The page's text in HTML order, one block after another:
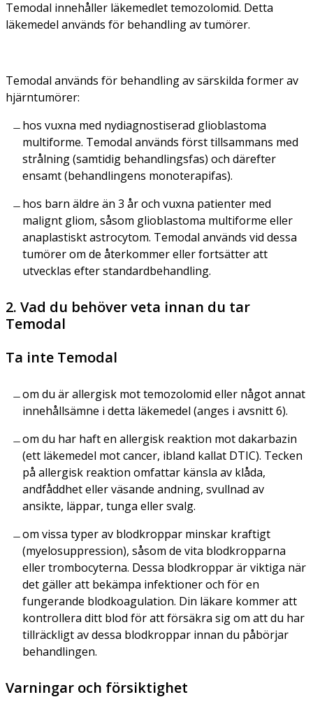
Temodal innehåller läkemedlet temozolomid. Detta
läkemedel används för behandling av tumörer.
Temodal används för behandling av särskilda former av
hjärntumörer:
hos vuxna med nydiagnostiserad glioblastoma
multiforme. Temodal används först tillsammans med
strålning (samtidig behandlingsfas) och därefter
ensamt (behandlingens monoterapifas).
hos barn äldre än 3 år och vuxna patienter med
malignt gliom, såsom glioblastoma multiforme eller
anaplastiskt astrocytom. Temodal används vid dessa
tumörer om de återkommer eller fortsätter att
utvecklas efter standardbehandling.
2. Vad du behöver veta innan du tar
Temodal
Ta inte Temodal
om du är allergisk mot temozolomid eller något annat
innehållsämne i detta läkemedel (anges i avsnitt 6).
om du har haft en allergisk reaktion mot dakarbazin
(ett läkemedel mot cancer, ibland kallat DTIC). Tecken
på allergisk reaktion omfattar känsla av klåda,
andfåddhet eller väsande andning, svullnad av
ansikte, läppar, tunga eller svalg.
om vissa typer av blodkroppar minskar kraftigt
(myelosuppression), såsom de vita blodkropparna
eller trombocyterna. Dessa blodkroppar är viktiga när
det gäller att bekämpa infektioner och för en
fungerande blodkoagulation. Din läkare kommer att
kontrollera ditt blod för att försäkra sig om att du har
tillräckligt av dessa blodkroppar innan du påbörjar
behandlingen.
Varningar och försiktighet